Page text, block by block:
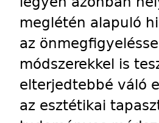
meglétén alapuló
az
módszerekkel is
elterjedtebbé váló
az esztétikai